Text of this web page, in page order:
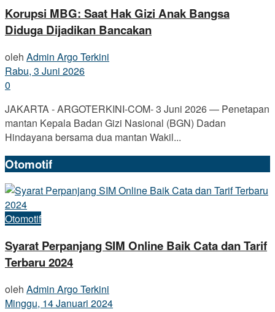
Korupsi MBG: Saat Hak Gizi Anak Bangsa
Diduga Dijadikan Bancakan
oleh Admin Argo Terkini
Rabu, 3 Juni 2026
0
JAKARTA - ARGOTERKINI-COM- 3 Juni 2026 — Penetapan
mantan Kepala Badan Gizi Nasional (BGN) Dadan
Hindayana bersama dua mantan Wakil...
Otomotif
Otomotif
Syarat Perpanjang SIM Online Baik Cata dan Tarif
Terbaru 2024
oleh Admin Argo Terkini
Minggu, 14 Januari 2024